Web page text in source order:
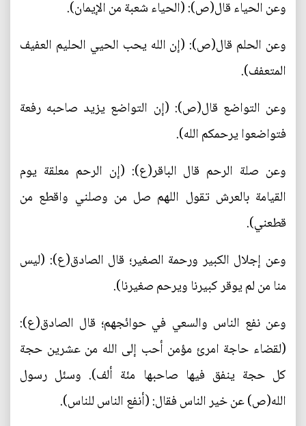
وعن الحياء قال(ص): (الحياء شعبة من الإيمان).
وعن الحلم قال(ص): (إن الله يحب الحيي الحليم العفيف
المتعفف).
وعن التواضع قال(ص): (إن التواضع يزيد صاحبه رفعة
فتواضعوا يرحمكم الله).
وعن صلة الرحم قال الباقر(ع): (إن الرحم معلقة يوم
القيامة بالعرش تقول اللهم صل من وصلني واقطع من
قطعني).
وعن إجلال الكبير ورحمة الصغير؛ قال الصادق(ع): (ليس
منا من لم يوقر كبيرنا ويرحم صغيرنا).
وعن نفع الناس والسعي في حوائجهم؛ قال الصادق(ع):
(لقضاء حاجة امرئ مؤمن أحب إلى الله من عشرين حجة
كل حجة ينفق فيها صاحبها مئة ألف). وسئل رسول
الله(ص) عن خير الناس فقال: (أنفع الناس للناس).